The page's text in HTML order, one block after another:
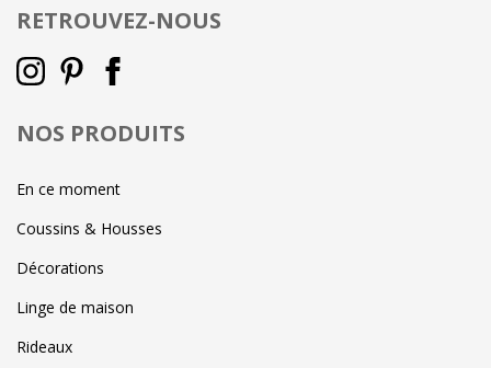
RETROUVEZ-NOUS
NOS PRODUITS
En ce moment
Coussins & Housses
Décorations
Linge de maison
Rideaux